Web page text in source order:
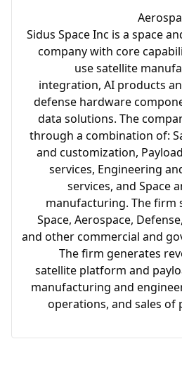
Sidus Space Inc is a space
company with core
use satellite
integration, AI products
defense hardware
data solutions. The
through a combination of:
and customization,
services, Engineering
services, and Space
manufacturing. The firm
Space, Aerospace,
and other commercial and
The firm generates
satellite platform and
manufacturing and
operations, and sales